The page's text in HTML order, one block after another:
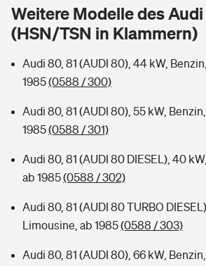
Hochwasser-Check: Wie gefährdet ist Ihr
Wer versichert was: Jetzt Versicherer finden
Sie haben Fragen?
Private Cyberversicherung
Musikinstrumentenversicherung
Zur Übersicht
Tools
Kinderunfall-Check: Mehr Sicherheit für
Sie haben Fragen?
Rentenrechner: Wie viel Geld bekomme
Weitere Modelle des
(HSN/TSN in Klammern)
Audi 80, 81 (AUDI 80), 44 kW,
1985(0588 / 300)
Audi 80, 81 (AUDI 80), 55 kW,
1985(0588 / 301)
Audi 80, 81 (AUDI 80 DIESEL), 40
ab 1985(0588 / 302)
Audi 80, 81 (AUDI 80 TURBO
Limousine, ab 1985(0588 / 303)
Audi 80, 81 (AUDI 80), 66 kW,